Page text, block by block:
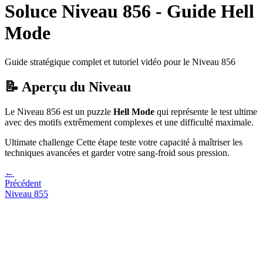
Soluce Niveau 856 - Guide Hell
Mode
Guide stratégique complet et tutoriel vidéo pour le Niveau 856
📝 Aperçu du Niveau
Le Niveau 856 est un puzzle Hell Mode qui représente le test ultime
avec des motifs extrêmement complexes et une difficulté maximale.
Ultimate challenge Cette étape teste votre capacité à maîtriser les
techniques avancées et garder votre sang-froid sous pression.
←
Précédent
Niveau 855